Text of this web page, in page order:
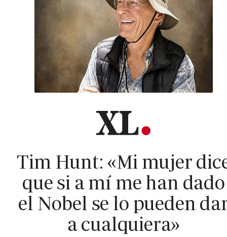
Tim Hunt: «Mi mujer
que si a mí me han dado
el Nobel se lo pueden
a cualquiera»